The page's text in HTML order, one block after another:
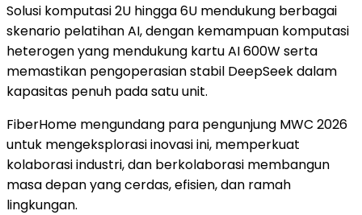
Solusi komputasi 2U hingga 6U mendukung berbagai
skenario pelatihan AI, dengan kemampuan komputasi
heterogen yang mendukung kartu AI 600W serta
memastikan pengoperasian stabil DeepSeek dalam
kapasitas penuh pada satu unit.
FiberHome mengundang para pengunjung MWC 2026
untuk mengeksplorasi inovasi ini, memperkuat
kolaborasi industri, dan berkolaborasi membangun
masa depan yang cerdas, efisien, dan ramah
lingkungan.